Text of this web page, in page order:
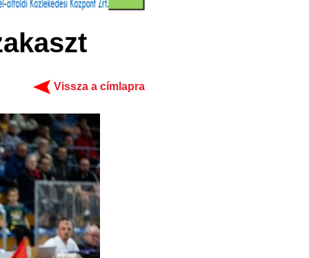
Vissza a címlapra